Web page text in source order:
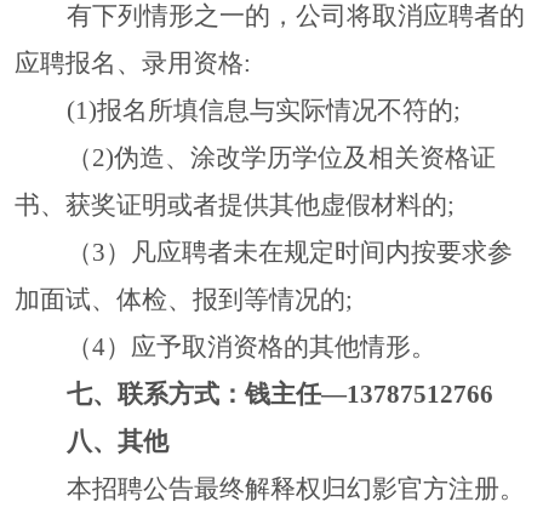
有下列情形之一的，公司将取消应聘者的
应聘报名、录用资格:
(1)报名所填信息与实际情况不符的;
（2)伪造、涂改学历学位及相关资格证
书、获奖证明或者提供其他虚假材料的;
（3）凡应聘者未在规定时间内按要求参
加面试、体检、报到等情况的;
（4）应予取消资格的其他情形。
七、联系方式：钱主任—13787512766
八、其他
本招聘公告最终解释权归幻影官方注册。